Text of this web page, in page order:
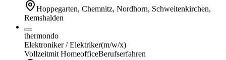
Hoppegarten, Chemnitz, Nordhorn, Schweitenkirchen,
Remshalden
thermondo
Elektroniker / Elektriker(m/w/x)
Vollzeitmit HomeofficeBerufserfahren